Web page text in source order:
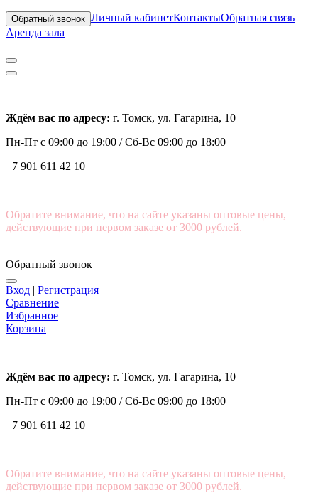
Обратный звонок Личный кабинетКонтактыОбратная связь
Аренда зала
Ждём вас по адресу: г. Томск, ул. Гагарина, 10
Пн-Пт с 09:00 до 19:00 /Сб-Вс 09:00 до 18:00
+7 901 611 42 10
Обратите внимание, что на сайте указаны оптовые цены,
действующие при первом заказе от 3000 рублей.
Обратный звонок
Вход | Регистрация
Сравнение
Избранное
Корзина
Ждём вас по адресу: г. Томск, ул. Гагарина, 10
Пн-Пт с 09:00 до 19:00 /Сб-Вс 09:00 до 18:00
+7 901 611 42 10
Обратите внимание, что на сайте указаны оптовые цены,
действующие при первом заказе от 3000 рублей.